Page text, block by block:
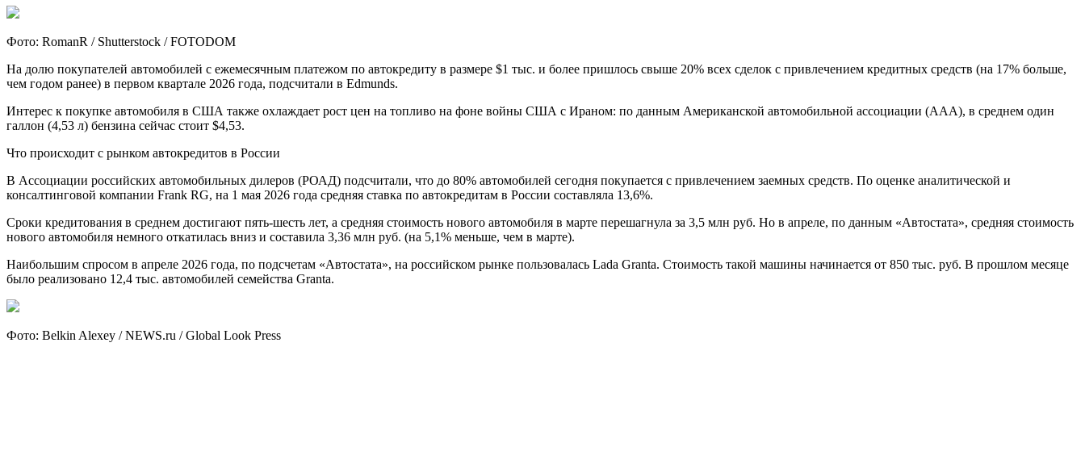
Фото: RomanR / Shutterstock / FOTODOM
На долю покупателей автомобилей с ежемесячным платежом по автокредиту в размере $1 тыс. и более пришлось свыше 20% всех сделок с привлечением кредитных средств (на 17% больше,
чем годом ранее) в первом квартале 2026 года, подсчитали в Edmunds.
Интерес к покупке автомобиля в США также охлаждает рост цен на топливо на фоне войны США с Ираном: по данным Американской автомобильной ассоциации (ААА), в среднем один
галлон (4,53 л) бензина сейчас стоит $4,53.
Что происходит с рынком автокредитов в России
В Ассоциации российских автомобильных дилеров (РОАД) подсчитали, что до 80% автомобилей сегодня покупается с привлечением заемных средств. По оценке аналитической и
консалтинговой компании Frank RG, на 1 мая 2026 года средняя ставка по автокредитам в России составляла 13,6%.
Сроки кредитования в среднем достигают пять-шесть лет, а средняя стоимость нового автомобиля в марте перешагнула за 3,5 млн руб. Но в апреле, по данным «Автостата», средняя стоимость
нового автомобиля немного откатилась вниз и составила 3,36 млн руб. (на 5,1% меньше, чем в марте).
Наибольшим спросом в апреле 2026 года, по подсчетам «Автостата», на российском рынке пользовалась Lada Granta. Стоимость такой машины начинается от 850 тыс. руб. В прошлом месяце
было реализовано 12,4 тыс. автомобилей семейства Granta.
Фото: Belkin Alexey / NEWS.ru / Global Look Press